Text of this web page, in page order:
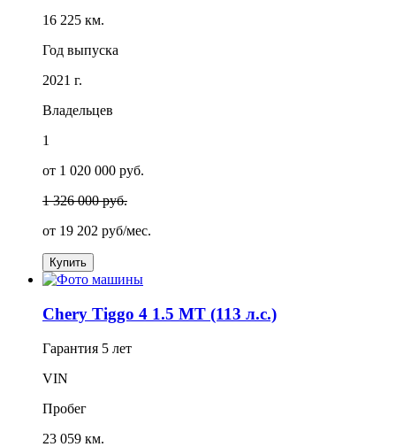
16 225 км.
Год выпуска
2021 г.
Владельцев
1
от 1 020 000 руб.
1 326 000 руб.
от 19 202 руб/мес.
Купить
Chery Tiggo 4 1.5 MT (113 л.с.)
Гарантия 5 лет
VIN
Пробег
23 059 км.